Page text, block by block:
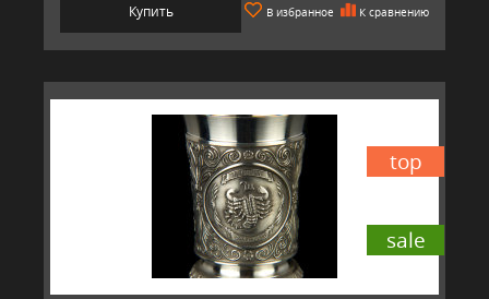
Купить В избранное К сравнению
sale
top